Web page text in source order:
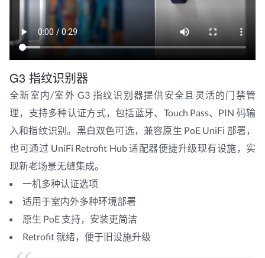
G3 指纹识别器
全新室内/室外 G3 指纹识别器提供安全且灵活的门禁管
理，支持多种认证方式，包括蓝牙、Touch Pass、PIN 码输
入和指纹识别。黑白双色可选，兼容原生 PoE UniFi 部署，
也可通过 UniFi Retrofit Hub 适配器便捷升级现有设施，实
现新老场景无缝集成。
一机多种认证选项
适用于室内外多种环境部署
原生 PoE 支持，安装更简洁
Retrofit 就绪，便于旧设施升级